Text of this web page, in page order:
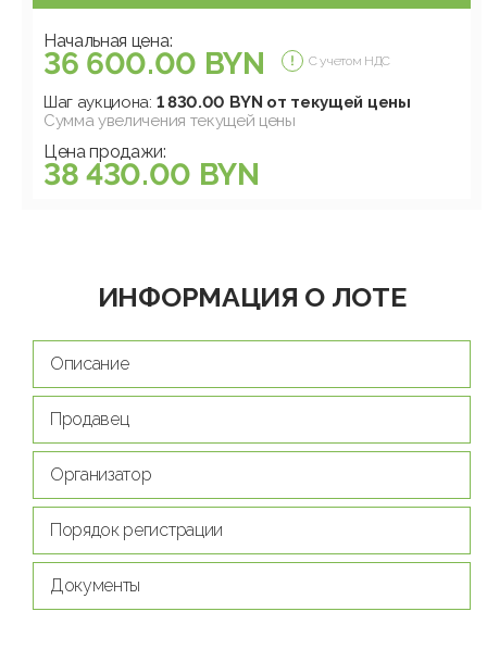
Начальная цена:
36 600.00 BYN С учетом НДС
Шаг аукциона: 1 830.00 BYN от текущей цены
Сумма увеличения текущей цены
Цена продажи:
38 430.00 BYN
ИНФОРМАЦИЯ О ЛОТЕ
Описание
Продавец
Организатор
Порядок регистрации
Документы